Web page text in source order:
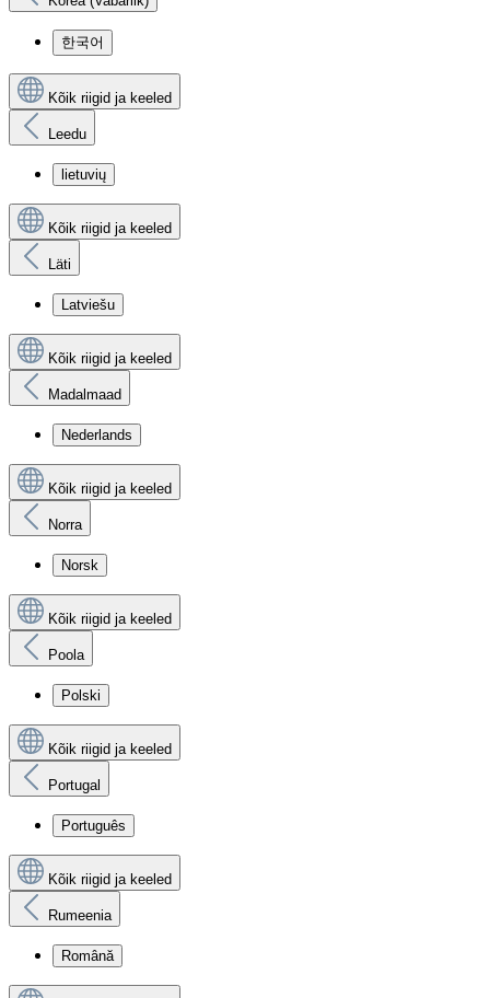
한국어
Kõik riigid ja keeled
Leedu
lietuvių
Kõik riigid ja keeled
Läti
Latviešu
Kõik riigid ja keeled
Madalmaad
Nederlands
Kõik riigid ja keeled
Norra
Norsk
Kõik riigid ja keeled
Poola
Polski
Kõik riigid ja keeled
Portugal
Português
Kõik riigid ja keeled
Rumeenia
Română